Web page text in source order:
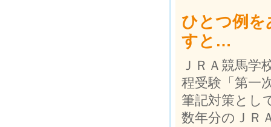
ひとつ例を
すと…
ＪＲＡ競馬学
程受験「第一
筆記対策とし
数年分のＪＲ